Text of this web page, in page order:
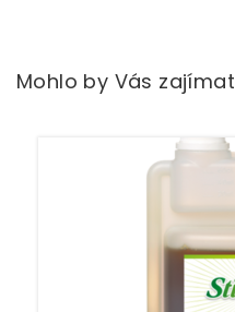
Mohlo by Vás zajímat